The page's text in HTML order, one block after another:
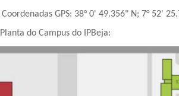
Coordenadas GPS: 38° 0' 49.356" N; 7° 52'
Planta do Campus do IPBeja: